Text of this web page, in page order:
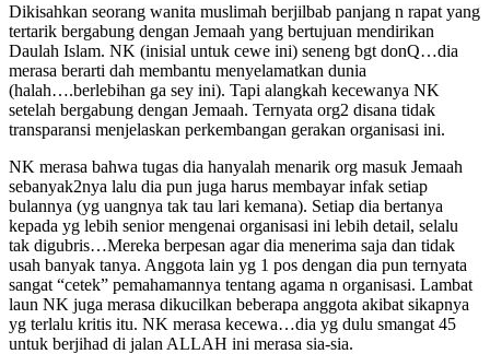
Dikisahkan seorang wanita muslimah berjilbab panjang n rapat yang
tertarik bergabung dengan Jemaah yang bertujuan mendirikan
Daulah Islam. NK (inisial untuk cewe ini) seneng bgt donQ…dia
merasa berarti dah membantu menyelamatkan dunia
(halah….berlebihan ga sey ini). Tapi alangkah kecewanya NK
setelah bergabung dengan Jemaah. Ternyata org2 disana tidak
transparansi menjelaskan perkembangan gerakan organisasi ini.
NK merasa bahwa tugas dia hanyalah menarik org masuk Jemaah
sebanyak2nya lalu dia pun juga harus membayar infak setiap
bulannya (yg uangnya tak tau lari kemana). Setiap dia bertanya
kepada yg lebih senior mengenai organisasi ini lebih detail, selalu
tak digubris…Mereka berpesan agar dia menerima saja dan tidak
usah banyak tanya. Anggota lain yg 1 pos dengan dia pun ternyata
sangat “cetek” pemahamannya tentang agama n organisasi. Lambat
laun NK juga merasa dikucilkan beberapa anggota akibat sikapnya
yg terlalu kritis itu. NK merasa kecewa…dia yg dulu smangat 45
untuk berjihad di jalan ALLAH ini merasa sia-sia.